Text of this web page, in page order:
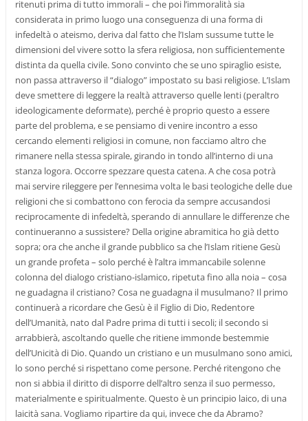
ritenuti prima di tutto immorali – che poi l’immoralità sia
considerata in primo luogo una conseguenza di una forma di
infedeltà o ateismo, deriva dal fatto che l’Islam sussume tutte le
dimensioni del vivere sotto la sfera religiosa, non sufficientemente
distinta da quella civile. Sono convinto che se uno spiraglio esiste,
non passa attraverso il “dialogo” impostato su basi religiose. L’Islam
deve smettere di leggere la realtà attraverso quelle lenti (peraltro
ideologicamente deformate), perché è proprio questo a essere
parte del problema, e se pensiamo di venire incontro a esso
cercando elementi religiosi in comune, non facciamo altro che
rimanere nella stessa spirale, girando in tondo all’interno di una
stanza logora. Occorre spezzare questa catena. A che cosa potrà
mai servire rileggere per l’ennesima volta le basi teologiche delle due
religioni che si combattono con ferocia da sempre accusandosi
reciprocamente di infedeltà, sperando di annullare le differenze che
continueranno a sussistere? Della origine abramitica ho già detto
sopra; ora che anche il grande pubblico sa che l’Islam ritiene Gesù
un grande profeta – solo perché è l’altra immancabile solenne
colonna del dialogo cristiano-islamico, ripetuta fino alla noia – cosa
ne guadagna il cristiano? Cosa ne guadagna il musulmano? Il primo
continuerà a ricordare che Gesù è il Figlio di Dio, Redentore
dell’Umanità, nato dal Padre prima di tutti i secoli; il secondo si
arrabbierà, ascoltando quelle che ritiene immonde bestemmie
dell’Unicità di Dio. Quando un cristiano e un musulmano sono amici,
lo sono perché si rispettano come persone. Perché ritengono che
non si abbia il diritto di disporre dell’altro senza il suo permesso,
materialmente e spiritualmente. Questo è un principio laico, di una
laicità sana. Vogliamo ripartire da qui, invece che da Abramo?